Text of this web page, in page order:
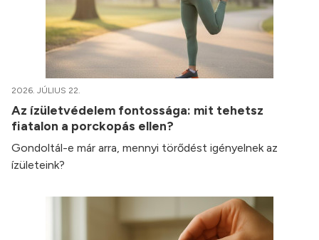
2026. JÚLIUS 22.
Az ízületvédelem fontossága: mit tehetsz
fiatalon a porckopás ellen?
Gondoltál-e már arra, mennyi törődést igényelnek az
ízületeink?